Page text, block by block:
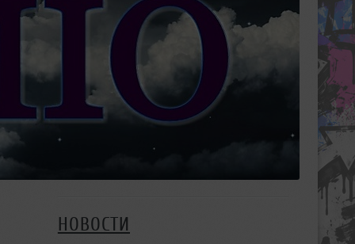
НОВОСТИ